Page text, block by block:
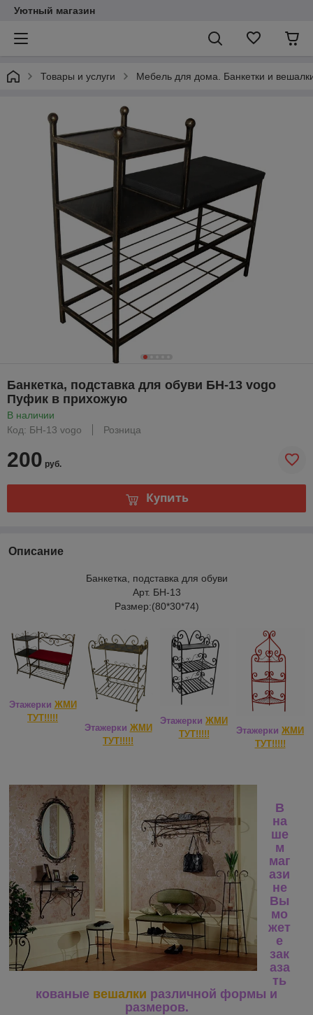
Уютный магазин
Товары и услуги Мебель для дома. Банкетки и
Банкетка, подставка для обуви БН-13 vogo
Пуфик в прихожую
В наличии
Код: БН-13 vogo
Розница
200 руб.
Купить
Описание
Банкетка, подставка для обуви
Арт. БН-13
Размер:(80*30*74)
Этажерки ЖМИ
ТУТ!!!!!
Этажерки ЖМИ
ТУТ!!!!!
Этажерки ЖМИ
ТУТ!!!!!
Этажерки ЖМИ
ТУТ!!!!!
В
на
ше
м
маг
ази
не
Вы
мо
жет
е
зак
аза
ть
кованые вешалки различной формы и
размеров.